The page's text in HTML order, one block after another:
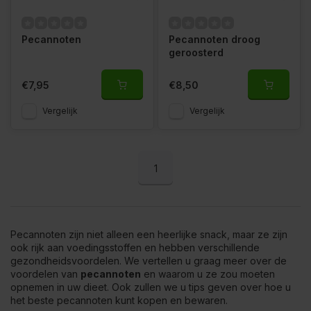
Pecannoten
€7,95
Vergelijk
Pecannoten droog
geroosterd
€8,50
Vergelijk
1
Pecannoten zijn niet alleen een heerlijke snack, maar ze zijn
ook rijk aan voedingsstoffen en hebben verschillende
gezondheidsvoordelen. We vertellen u graag meer over de
voordelen van pecannoten en waarom u ze zou moeten
opnemen in uw dieet. Ook zullen we u tips geven over hoe u
het beste pecannoten kunt kopen en bewaren.